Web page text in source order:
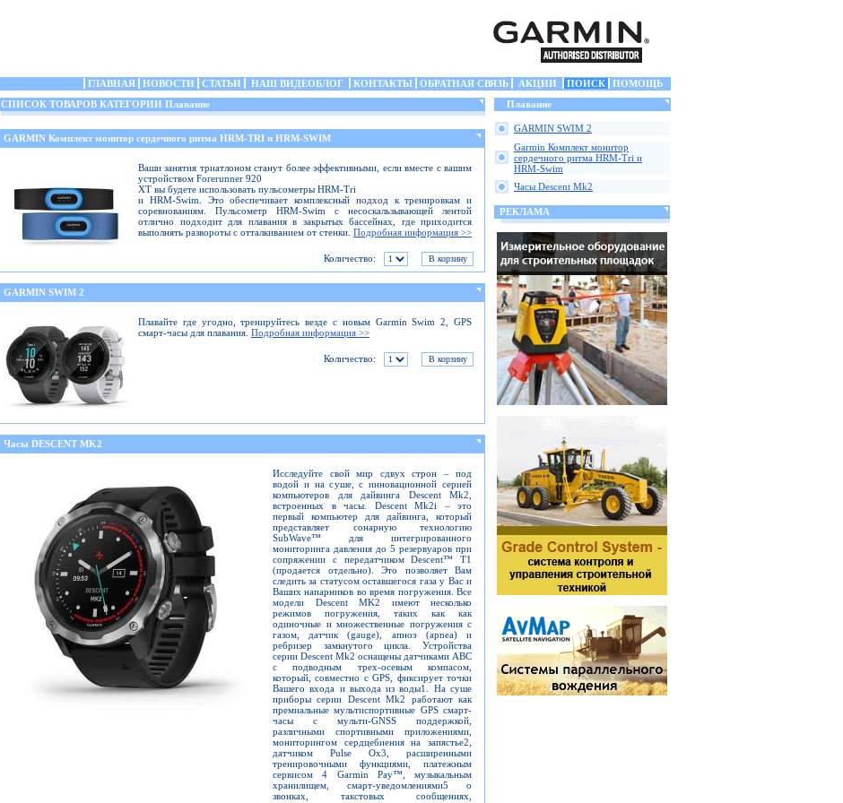
ГЛАВНАЯ НОВОСТИ СТАТЬИ НАШ ВИДЕОБЛОГ КОНТАКТЫ ОБРАТНАЯ СВЯЗЬ АКЦИИ ПОИСК
ПОМОЩЬ
СПИСОК ТОВАРОВ КАТЕГОРИИ Плавание
GARMIN Комплект монитор сердечного ритма HRM-TRI и HRM-SWIM
Ваши занятия триатлоном станут более эффективными, если вместе с вашим
устройством Forerunner 920
XT вы будете использовать пульсометры HRM-Tri
и HRM-Swim. Это обеспечивает комплексный подход к тренировкам и
соревнованиям. Пульсометр HRM-Swim с несоскальзывающей лентой
отлично подходит для плавания в закрытых бассейнах, где приходится
выполнять развороты с отталкиванием от стенки. Подробная информация >>
Количество:
GARMIN SWIM 2
Плавайте где угодно, тренируйтесь везде с новым Garmin Swim 2, GPS
смарт-часы для плавания. Подробная информация >>
Количество:
Часы DESCENT MK2
Исследуйте свой мир сдвух строн – под
водой и на суше, с инновационной серией
компьютеров для дайвинга Descent Mk2,
встроенных в часы. Descent Mk2i – это
первый компьютер для дайвинга, который
представляет сонарную технологию
SubWave™ для интегрированного
мониторинга давления до 5 резервуаров при
сопряжении с передатчиком Descent™ T1
(продается отдельно). Это позволяет Вам
следить за статусом оставшегося газа у Вас и
Ваших напарников во время погружения. Все
модели Descent MK2 имеют несколько
режимов погружения, таких как как
одиночные и множественные погружения c
газом, датчик (gauge), апноэ (apnea) и
ребризер замкнутого цикла. Устройства
серии Descent Mk2 оснащены датчиками ABC
с подводным трех-осевым компасом,
который, совместно с GPS, фиксирует точки
Вашего входа и выхода из воды1. На суше
приборы серии Descent Mk2 работают как
премиальные мультиспортивные GPS смарт-
часы с мульти-GNSS поддержкой,
различными спортивными приложениями,
мониторингом сердцебиения на запястье2,
датчиком Pulse Ox3, расширенными
тренировочными функциями, платежным
сервисом 4 Garmin Pay™, музыкальным
хранилищем, смарт-уведомлениями5 о
звонках, такстовых сообщениях,
Плавание
GARMIN SWIM 2
Garmin Комплект монитор
сердечного ритма HRM-Tri и
HRM-Swim
Часы Descent Mk2
РЕКЛАМА